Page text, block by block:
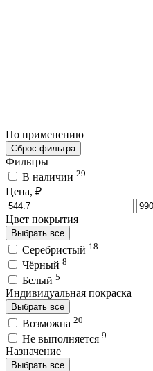
По применению
Сброс фильтра
Фильтры
В наличии 29
Цена, ₽
Цвет покрытия
Выбрать все
Серебристый 18
Чёрный 8
Белый 5
Индивидуальная покраска
Выбрать все
Возможна 20
Не выполняется 9
Назначение
Выбрать все